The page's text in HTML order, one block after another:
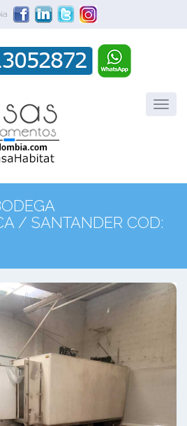
/ SANTANDER COD: